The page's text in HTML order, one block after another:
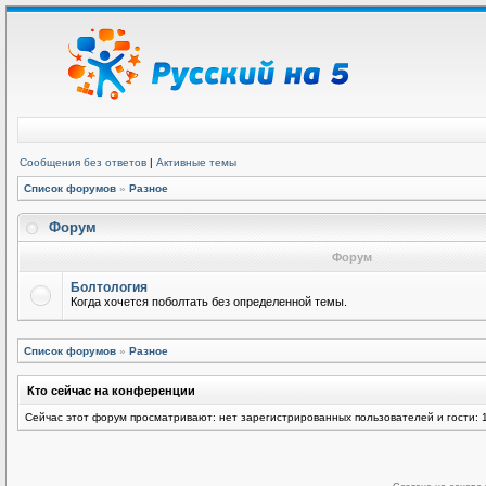
Сообщения без ответов | Активные темы
Список форумов » Разное
Форум
Форум
Болтология
Когда хочется поболтать без определенной темы.
Список форумов » Разное
Кто сейчас на конференции
Сейчас этот форум просматривают: нет зарегистрированных пользователей и гости: